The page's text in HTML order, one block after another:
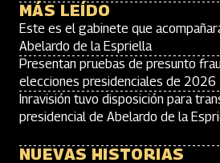
MÁS LEÍDO
Este es el gabinete que
Abelardo de la Espriella
Presentan pruebas de presunto
elecciones presidenciales de 2026
Inravisión tuvo disposición para
presidencial de Abelardo de la
NUEVAS HISTORIAS